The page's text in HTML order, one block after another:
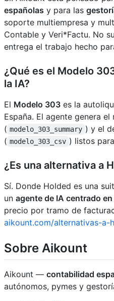
españolas y para las
soporte multiempresa y
Contable y Veri*Factu. No
entrega el trabajo hecho
¿Qué es el Modelo
la IA?
El Modelo 303 es la
España. El agente genera
( modelo_303_summary ) y el
( modelo_303_csv ) listos
¿Es una alternativa a
Sí. Donde Holded es una
un agente de IA centrado
precio por tramo de
aikount.com/alternativas-a-
Sobre Aikount
Aikount — contabilidad
autónomos, pymes y